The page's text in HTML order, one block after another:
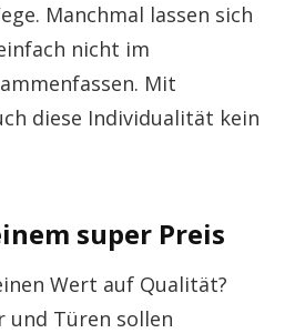
Manchmal lassen sich
nicht im
Mit
diese Individualität kein
super Preis
Wert auf Qualität?
und Türen sollen